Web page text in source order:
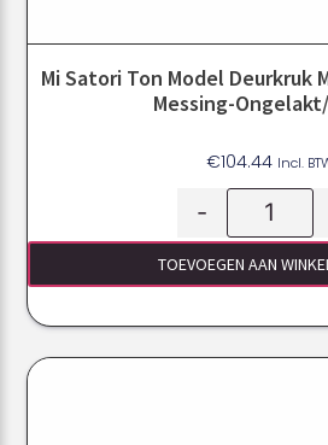
Mi Satori Ton Model Deurkruk
Messing-
€104.44 Incl.
-
TOEVOEGEN AAN